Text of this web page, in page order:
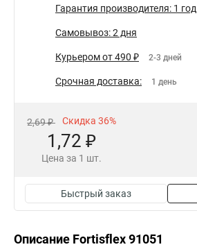
Гарантия производителя: 1 год
Самовывоз: 2 дня
Курьером от 490 ₽ 2-3 дней
Срочная доставка: 1 день
2,69 ₽ Скидка 36%
1,72 ₽
Цена за 1 шт.
Быстрый заказ
Описание Fortisflex 91051